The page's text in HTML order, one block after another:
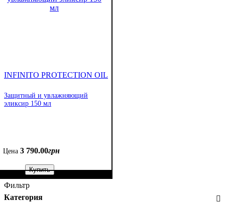
INFINITO PROTECTION OIL
Защитный и увлажняющий
эликсир 150 мл
Цена 3 790.00грн
Купить
Фильтр
Категория